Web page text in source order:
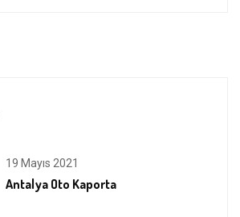
19 Mayıs 2021
Antalya Oto Kaporta